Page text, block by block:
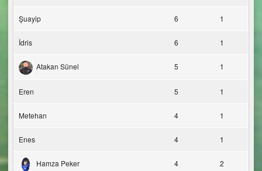
Şuayip 6 1
İdris 6 1
Atakan Sünel 5 1
Eren 5 1
Metehan 4 1
Enes 4 1
Hamza Peker 4 2